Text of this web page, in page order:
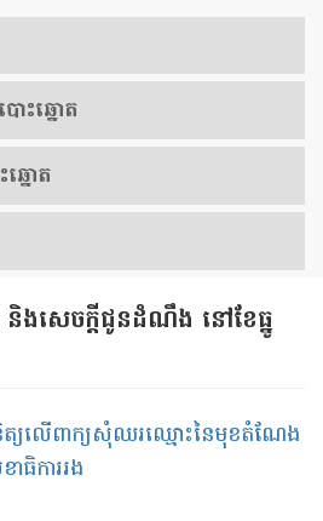
ោះឆ្នោត
ឆ្នោត
និងសេចក្ដីជូនដំណឹង នៅខែធ្នូ
យលើពាក្យសុំឈរឈ្មោះនៃមុខតំណែង
ាធិការរង